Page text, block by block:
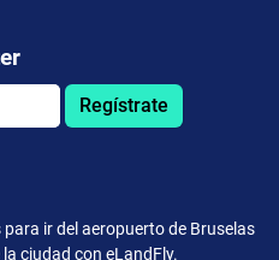
Regístrate
ir del aeropuerto de Bruselas
ciudad con eLandFly.